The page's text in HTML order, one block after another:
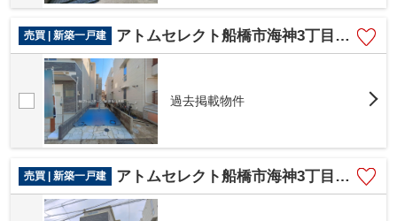
売買 | 新築一戸建 アトムセレクト船橋市海神3丁目V 1号棟
過去掲載物件
売買 | 新築一戸建 アトムセレクト船橋市海神3丁目V 2号棟